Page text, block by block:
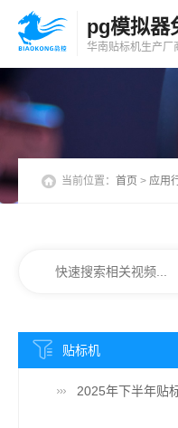
pg模拟器
华南贴标机生产厂
当前位置： 首页 > 应用
贴标机
2025年下半年贴